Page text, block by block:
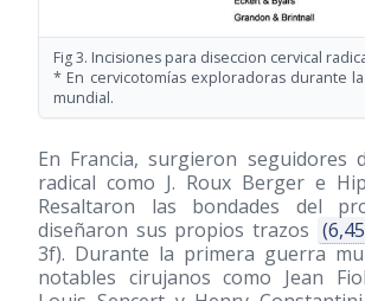
Fig 3. Incisiones para diseccion cervical
* En cervicotomías exploradoras durante
mundial.
En Francia, surgieron seguidores
radical como J. Roux Berger e
Resaltaron las bondades del
diseñaron sus propios trazos
3f). Durante la primera guerra
notables cirujanos como Jean